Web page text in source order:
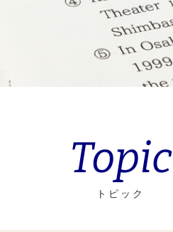
Topic
トピック